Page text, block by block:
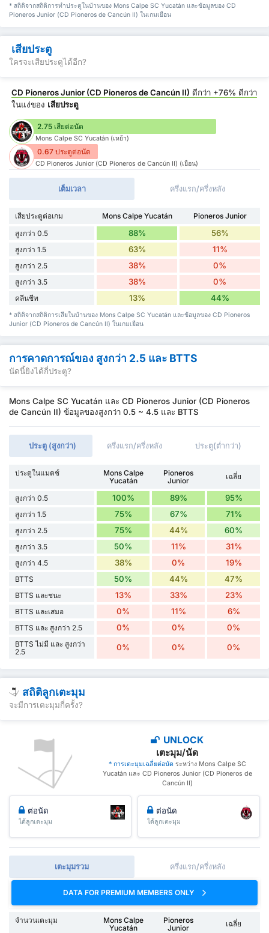
* สถิติจากสถิติการทำประตูในบ้านของ Mons Calpe SC Yucatán และข้อมูลของ CD
Pioneros Junior (CD Pioneros de Cancún II) ในเกมเยือน
เสียประตู
ใครจะเสียประตูได้อีก?
CD Pioneros Junior (CD Pioneros de Cancún II) ดีกว่า +76% ดีกว่า
ในแง่ของ เสียประตู
2.75 เสียต่อนัด
Mons Calpe SC Yucatán (เหย้า)
0.67 ประตูต่อนัด
CD Pioneros Junior (CD Pioneros de Cancún II) (เยือน)
เต็มเวลา ครึ่งแรก/ครึ่งหลัง
เสียประตูต่อเกม Mons Calpe Yucatán
Pioneros Junior
สูงกว่า 0.5
88% 56%
สูงกว่า 1.5 63% 11%
สูงกว่า 2.5 38% 0%
สูงกว่า 3.5 38% 0%
คลีนชีท 13% 44%
* สถิติจากสถิติการเสียในบ้านของ Mons Calpe SC Yucatán และข้อมูลของ CD Pioneros
Junior (CD Pioneros de Cancún II) ในเกมเยือน
การคาดการณ์ของ สูงกว่า 2.5 และ BTTS
นัดนี้ยิงได้กี่ประตู?
Mons Calpe SC Yucatán และ CD Pioneros Junior (CD Pioneros
de Cancún II) ข้อมูลของสูงกว่า 0.5 ~ 4.5 และ BTTS
ประตู (สูงกว่า) ครึ่งแรก/ครึ่งหลัง ประตู(ต่ำกว่า)
ประตูในแมตช์
Mons Calpe
Yucatán
Pioneros
Junior
เฉลี่ย
สูงกว่า 0.5 100% 89% 95%
สูงกว่า 1.5 75% 67% 71%
สูงกว่า 2.5 75% 44% 60%
สูงกว่า 3.5 50% 11% 31%
สูงกว่า 4.5 38% 0% 19%
BTTS 50% 44% 47%
BTTS และชนะ 13% 33% 23%
BTTS และเสมอ 0% 11% 6%
BTTS และ สูงกว่า 2.5 0% 0% 0%
BTTS ไม่มี และ สูงกว่า
2.5
0% 0% 0%
สถิติลูกเตะมุม
จะมีการเตะมุมกี่ครั้ง?
UNLOCK
เตะมุม/นัด
* การเตะมุมเฉลี่ยต่อนัด ระหว่าง Mons Calpe SC
Yucatán และ CD Pioneros Junior (CD Pioneros de
Cancún II)
ต่อนัด
ได้ลูกเตะมุม
ต่อนัด
ได้ลูกเตะมุม
เตะมุมรวม ครึ่งแรก/ครึ่งหลัง
DATA FOR PREMIUM MEMBERS ONLY
จำนวนเตะมุม
Mons Calpe
Yucatán
Pioneros
Junior
เฉลี่ย